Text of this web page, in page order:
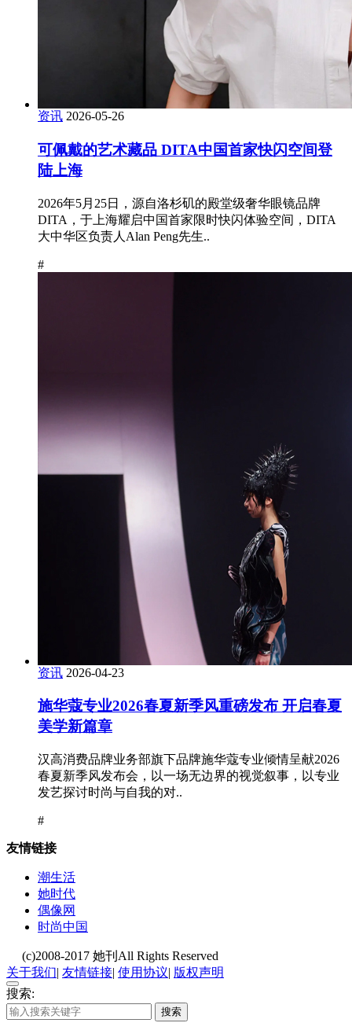
资讯 2026-05-26
可佩戴的艺术藏品 DITA中国首家快闪空间登
陆上海
2026年5月25日，源自洛杉矶的殿堂级奢华眼镜品牌
DITA，于上海耀启中国首家限时快闪体验空间，DITA
大中华区负责人Alan Peng先生..
#
资讯 2026-04-23
施华蔻专业2026春夏新季风重磅发布 开启春夏
美学新篇章
汉高消费品牌业务部旗下品牌施华蔻专业倾情呈献2026
春夏新季风发布会，以一场无边界的视觉叙事，以专业
发艺探讨时尚与自我的对..
#
友情链接
潮生活
她时代
偶像网
时尚中国
(c)2008-2017 她刊All Rights Reserved
关于我们| 友情链接| 使用协议| 版权声明
搜索:
搜索